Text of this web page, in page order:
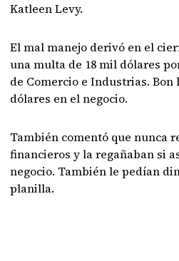
Katleen Levy.
El mal manejo derivó en el
una multa de 18 mil dólares
de Comercio e Industrias.
dólares en el negocio.
También comentó que nunca
financieros y la regañaban si
negocio. También le pedían
planilla.